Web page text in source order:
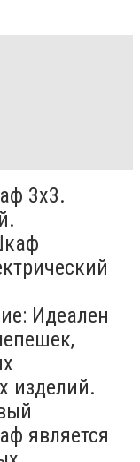
3х3.
Идеален
изделий.
является